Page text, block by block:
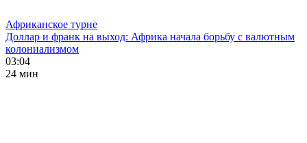
Африканское турне
Доллар и франк на выход: Африка начала борьбу с валютным
колониализмом
03:04
24 мин